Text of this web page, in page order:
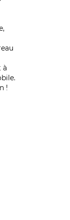
à
!